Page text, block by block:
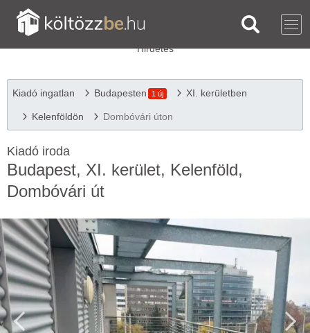
Kiadó ingatlan Budapesten 1 új XI. kerületben
Kelenföldön Dombóvári úton
Kiadó iroda
Budapest, XI. kerület, Kelenföld,
Dombóvári út